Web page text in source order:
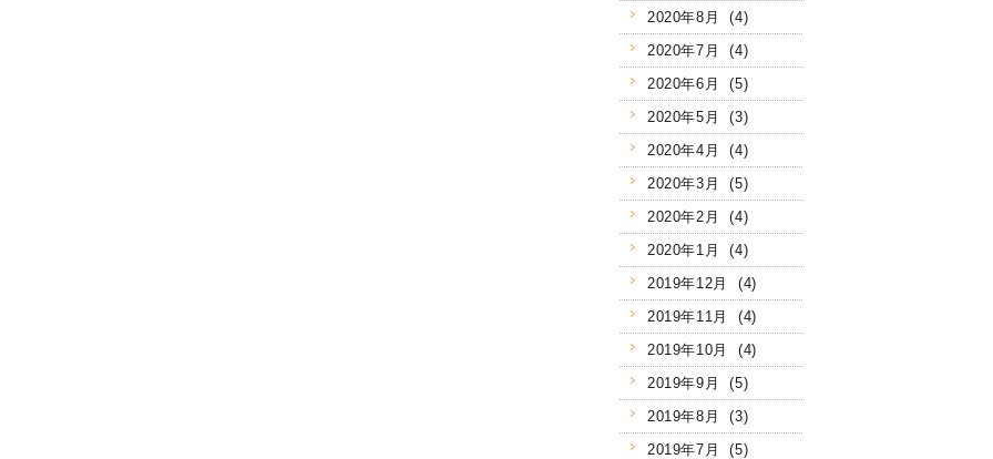
2020年8月 (4)
2020年7月 (4)
2020年6月 (5)
2020年5月 (3)
2020年4月 (4)
2020年3月 (5)
2020年2月 (4)
2020年1月 (4)
2019年12月 (4)
2019年11月 (4)
2019年10月 (4)
2019年9月 (5)
2019年8月 (3)
2019年7月 (5)